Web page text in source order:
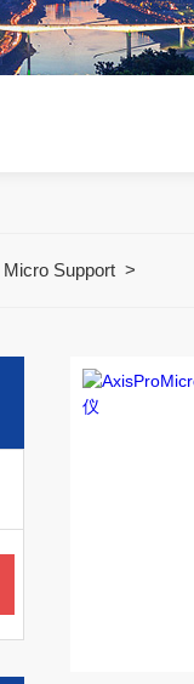
Micro Support >